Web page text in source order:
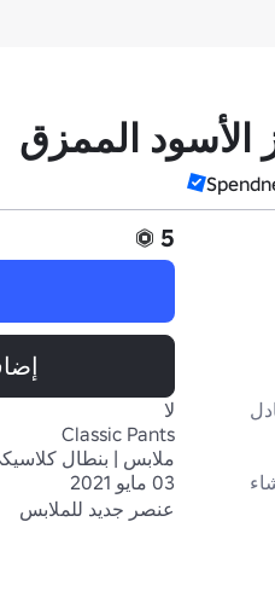
الأسود الممزق
5
لا
Classic Pants
ملابس | بنطال
03 مايو 2021
عنصر جديد للملابس